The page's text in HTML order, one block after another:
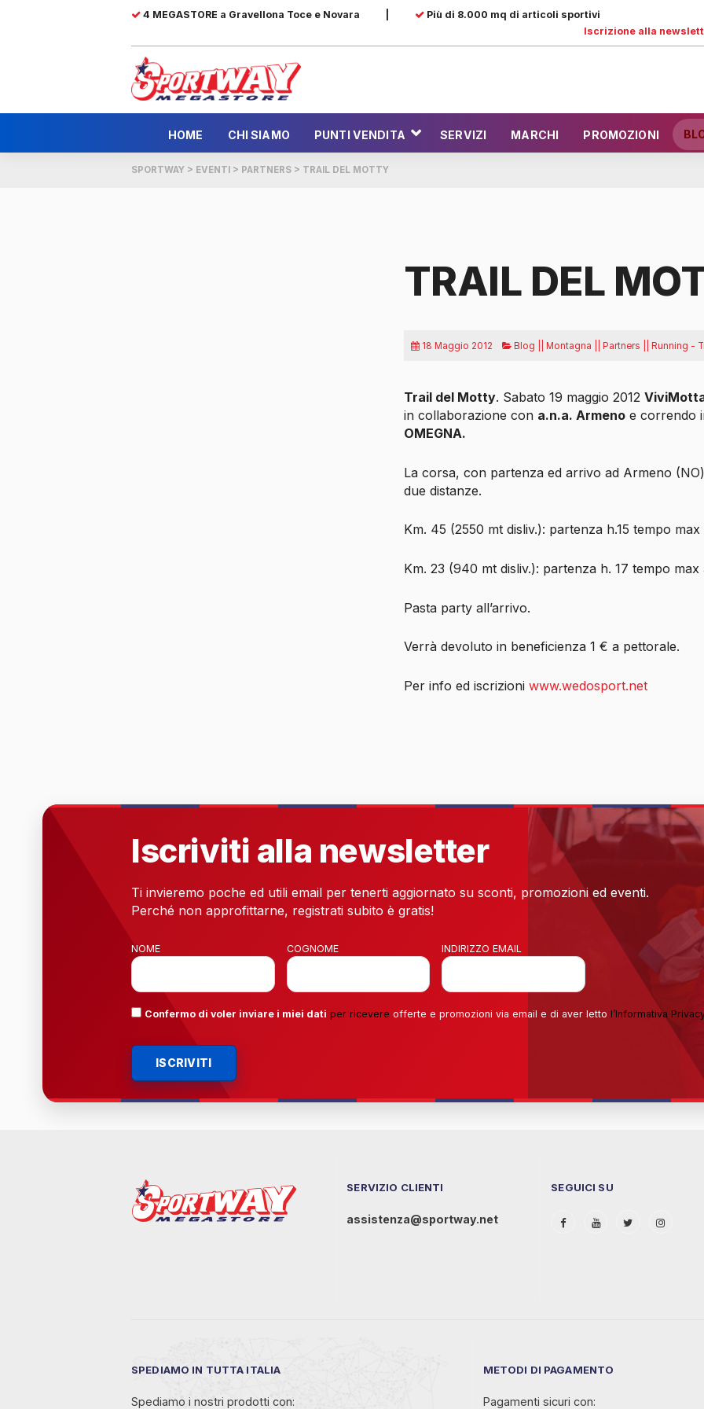
4 MEGASTORE a Gravellona Toce e Novara
Più di 8.000 mq di articoli sportivi
Iscrizione alla
HOME CHI SIAMO PUNTI VENDITA SERVIZI MARCHI PROMOZIONI
SPORTWAY > EVENTI > PARTNERS > TRAIL DEL MOTTY
TRAIL DEL
18 Maggio 2012 Blog || Montagna || Partners || Running -
Trail del Motty. Sabato 19 maggio 2012
in collaborazione con a.n.a. Armenoe correndo
OMEGNA.
La corsa, con partenza ed arrivo ad Armeno
due distanze.
Km. 45 (2550 mt disliv.): partenza h.15 tempo
Km. 23 (940 mt disliv.): partenza h. 17 tempo max
Pasta party all’arrivo.
Verrà devoluto in beneficienza 1 € a pettorale.
Per info ed iscrizioni www.wedosport.net
Iscriviti alla newsletter
Ti invieremo poche ed utili email per tenerti aggiornato su sconti, promozioni ed eventi.
Perché non approfittarne, registrati subito è gratis!
NOME COGNOME INDIRIZZO EMAIL
Confermo di voler inviare i miei dati per ricevere offerte e promozioni via email e di aver letto l’Informativa Privacy
ISCRIVITI
SERVIZIO CLIENTI
assistenza@sportway.net
SEGUICI SU
SPEDIAMO IN TUTTA ITALIA
Spediamo i nostri prodotti con:
METODI DI PAGAMENTO
Pagamenti sicuri con: